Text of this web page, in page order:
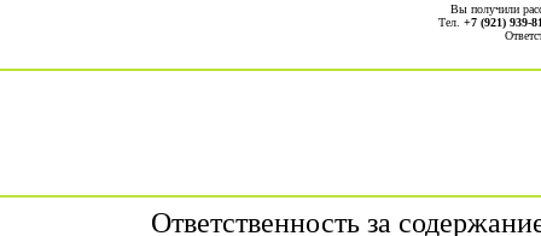
Вы получили
Тел. +7 (921) 939-
Ответственность за